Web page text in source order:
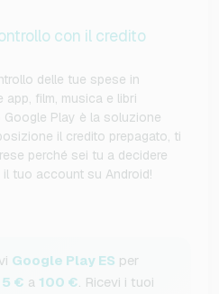
con il credito
delle tue spese in
app, film, musica e libri
Play è la soluzione
il credito prepagato, ti
perché sei tu a decidere
tuo account su Android!
Google Play ES per
5 € a 100 €. Ricevi i tuoi